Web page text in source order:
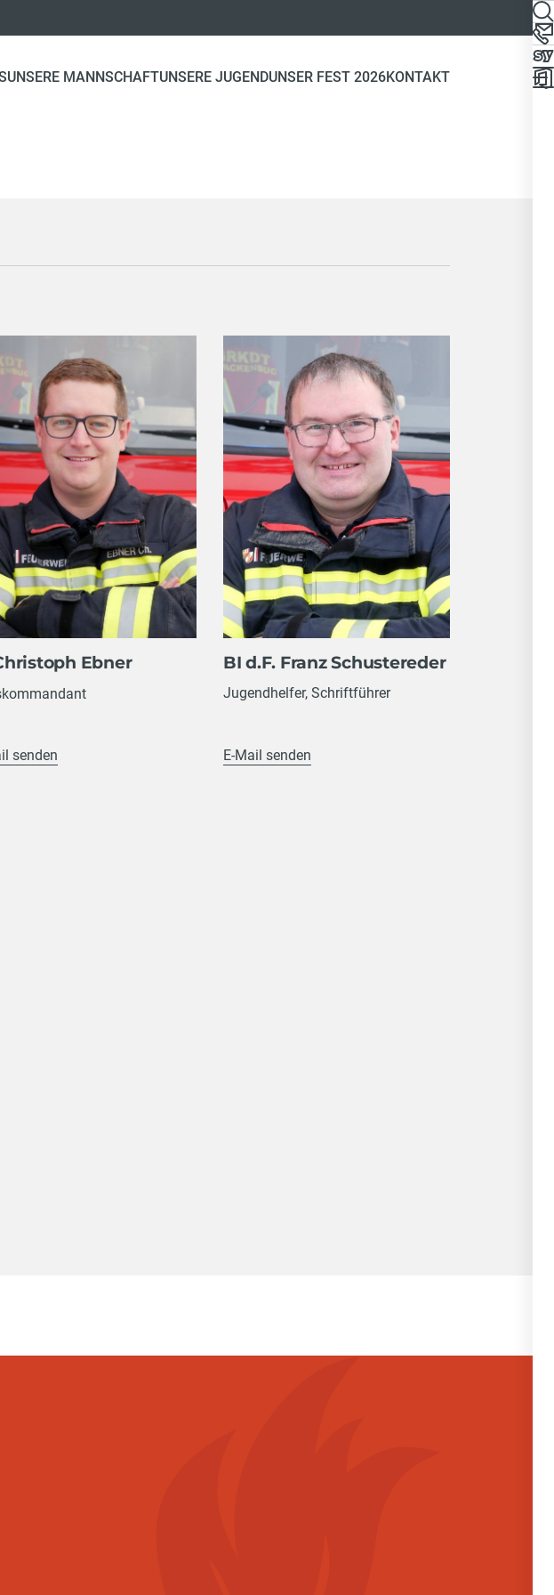
UNSERE MANNSCHAFTUNSERE JUGENDUNSER FEST 2026KONTAKT
Ebner
senden
BI d.F. Franz Schustereder
Jugendhelfer, Schriftführer
E-Mail senden